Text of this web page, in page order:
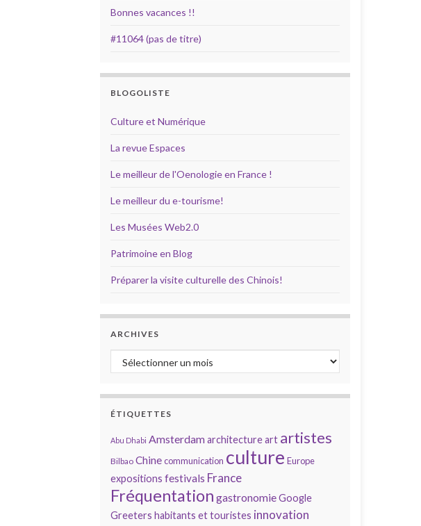
Bonnes vacances !!
#11064 (pas de titre)
BLOGOLISTE
Culture et Numérique
La revue Espaces
Le meilleur de l'Oenologie en France !
Le meilleur du e-tourisme!
Les Musées Web2.0
Patrimoine en Blog
Préparer la visite culturelle des Chinois!
ARCHIVES
Archives
ÉTIQUETTES
Abu Dhabi Amsterdamarchitectureart artistes
Bilbao Chinecommunication culture Europe
expositions festivals France
Fréquentation gastronomieGoogle
Greeters habitants et touristes innovation